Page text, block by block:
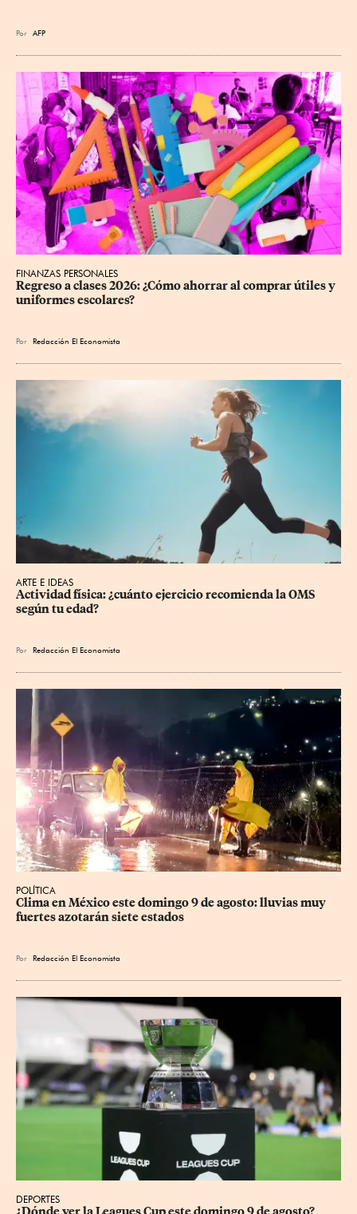
Por AFP
FINANZAS PERSONALES
Regreso a clases 2026: ¿Cómo ahorrar al comprar útiles y
uniformes escolares?
Por Redacción El Economista
ARTE E IDEAS
Actividad física: ¿cuánto ejercicio recomienda la OMS
según tu edad?
Por Redacción El Economista
POLÍTICA
Clima en México este domingo 9 de agosto: lluvias muy
fuertes azotarán siete estados
Por Redacción El Economista
DEPORTES